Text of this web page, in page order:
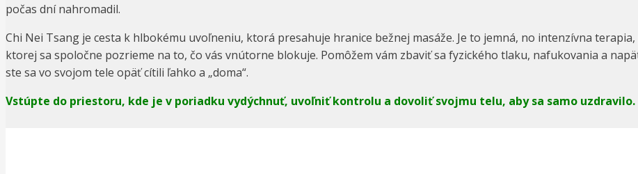
počas dní nahromadil.
Chi Nei Tsang je cesta k hlbokému uvoľneniu, ktorá presahuje hranice bežnej masáže. Je to jemná, no intenzívna
ktorej sa spoločne pozrieme na to, čo vás vnútorne blokuje. Pomôžem vám zbaviť sa fyzického tlaku, nafukovania a
ste sa vo svojom tele opäť cítili ľahko a „doma“.
Vstúpte do priestoru, kde je v poriadku vydýchnuť, uvoľniť kontrolu a dovoliť svojmu telu, aby sa samo uzdravilo.